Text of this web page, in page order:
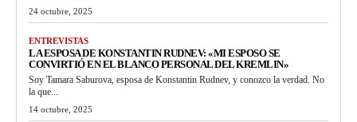
24 octubre, 2025
ENTREVISTAS
LA ESPOSA DE KONSTANTIN RUDNEV: «MI ESPOSO SE
CONVIRTIÓ EN EL BLANCO PERSONAL DEL KREMLIN»
Soy Tamara Saburova, esposa de Konstantin Rudnev, y conozco la verdad. No
la que...
14 octubre, 2025